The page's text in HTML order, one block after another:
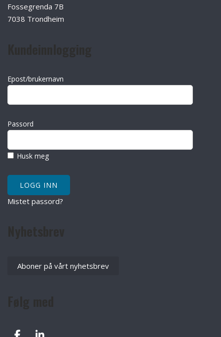
Fossegrenda 7B
7038 Trondheim
Epost/brukernavn
Passord
Husk meg
Mistet passord?
Aboner på vårt nyhetsbrev